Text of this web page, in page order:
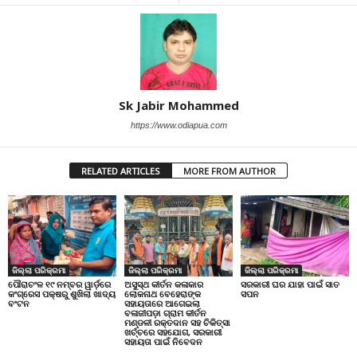
Sk Jabir Mohammed
https://www.odiapua.com
RELATED ARTICLES MORE FROM AUTHOR
ଜିଲ୍ଲା ପରିକ୍ରମା
ପୌରାଚଂଳ ୧୯ ନମ୍ବର ୱାର୍ଡ଼ରେ
କଂଗ୍ରେସ ପକ୍ଷରୁ ଶୁଖିଲା ଖାଦ୍ୟ
ବଂଟନ
ଜିଲ୍ଲା ପରିକ୍ରମା
ଅସୁସ୍ଥ କୀର୍ତନ କଳାକାର
ଲୋକନାଥ ବେହେରାଙ୍କ
ସହାୟତାରେ ଆଗେଇଲା
ବଳାଜୀପଡ଼ା ଗ୍ରାମ କୀର୍ତନ
ମଣ୍ଡଳୀ ରକ୍ତଦାନ ସହ ଚିକିତ୍ସା
ଖର୍ଚ୍ଚରେ ସହଯୋଗ, ସରକାରୀ
ସହାୟତା ପାଇଁ ନିବେଦନ
ଜିଲ୍ଲା ପରିକ୍ରମା
ସରକାରୀ ଘର ଯାହା ପାଇଁ ସାତ
ସପନ